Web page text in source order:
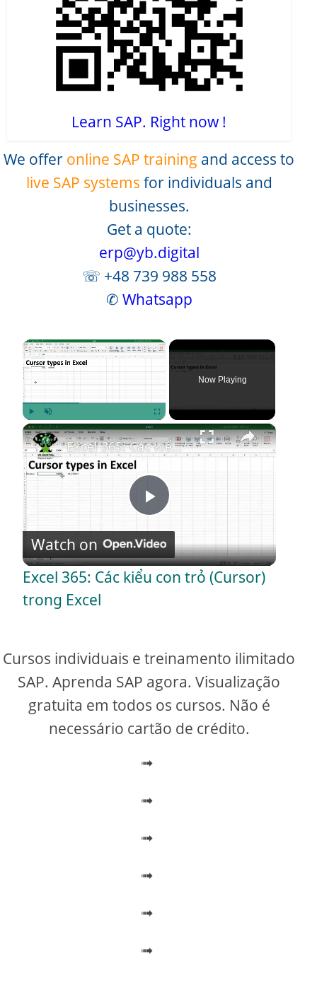
Learn SAP. Right now !
We offer online SAP training and access to
live SAP systems for individuals and
businesses.
Get a quote:
erp@yb.digital
☏ +48 739 988 558
✆ Whatsapp
×
Play Unmute Fullscreen
Now Playing
×
P
l
V
i
d
e
Excel 365: Các kiểu con trỏ (Cursor) trong Excel
Watch on
Excel 365: Các kiểu con trỏ (Cursor)
trong Excel
Cursos individuais e treinamento ilimitado
SAP. Aprenda SAP agora. Visualização
gratuita em todos os cursos. Não é
necessário cartão de crédito.
➟
➟
➟
➟
➟
➟